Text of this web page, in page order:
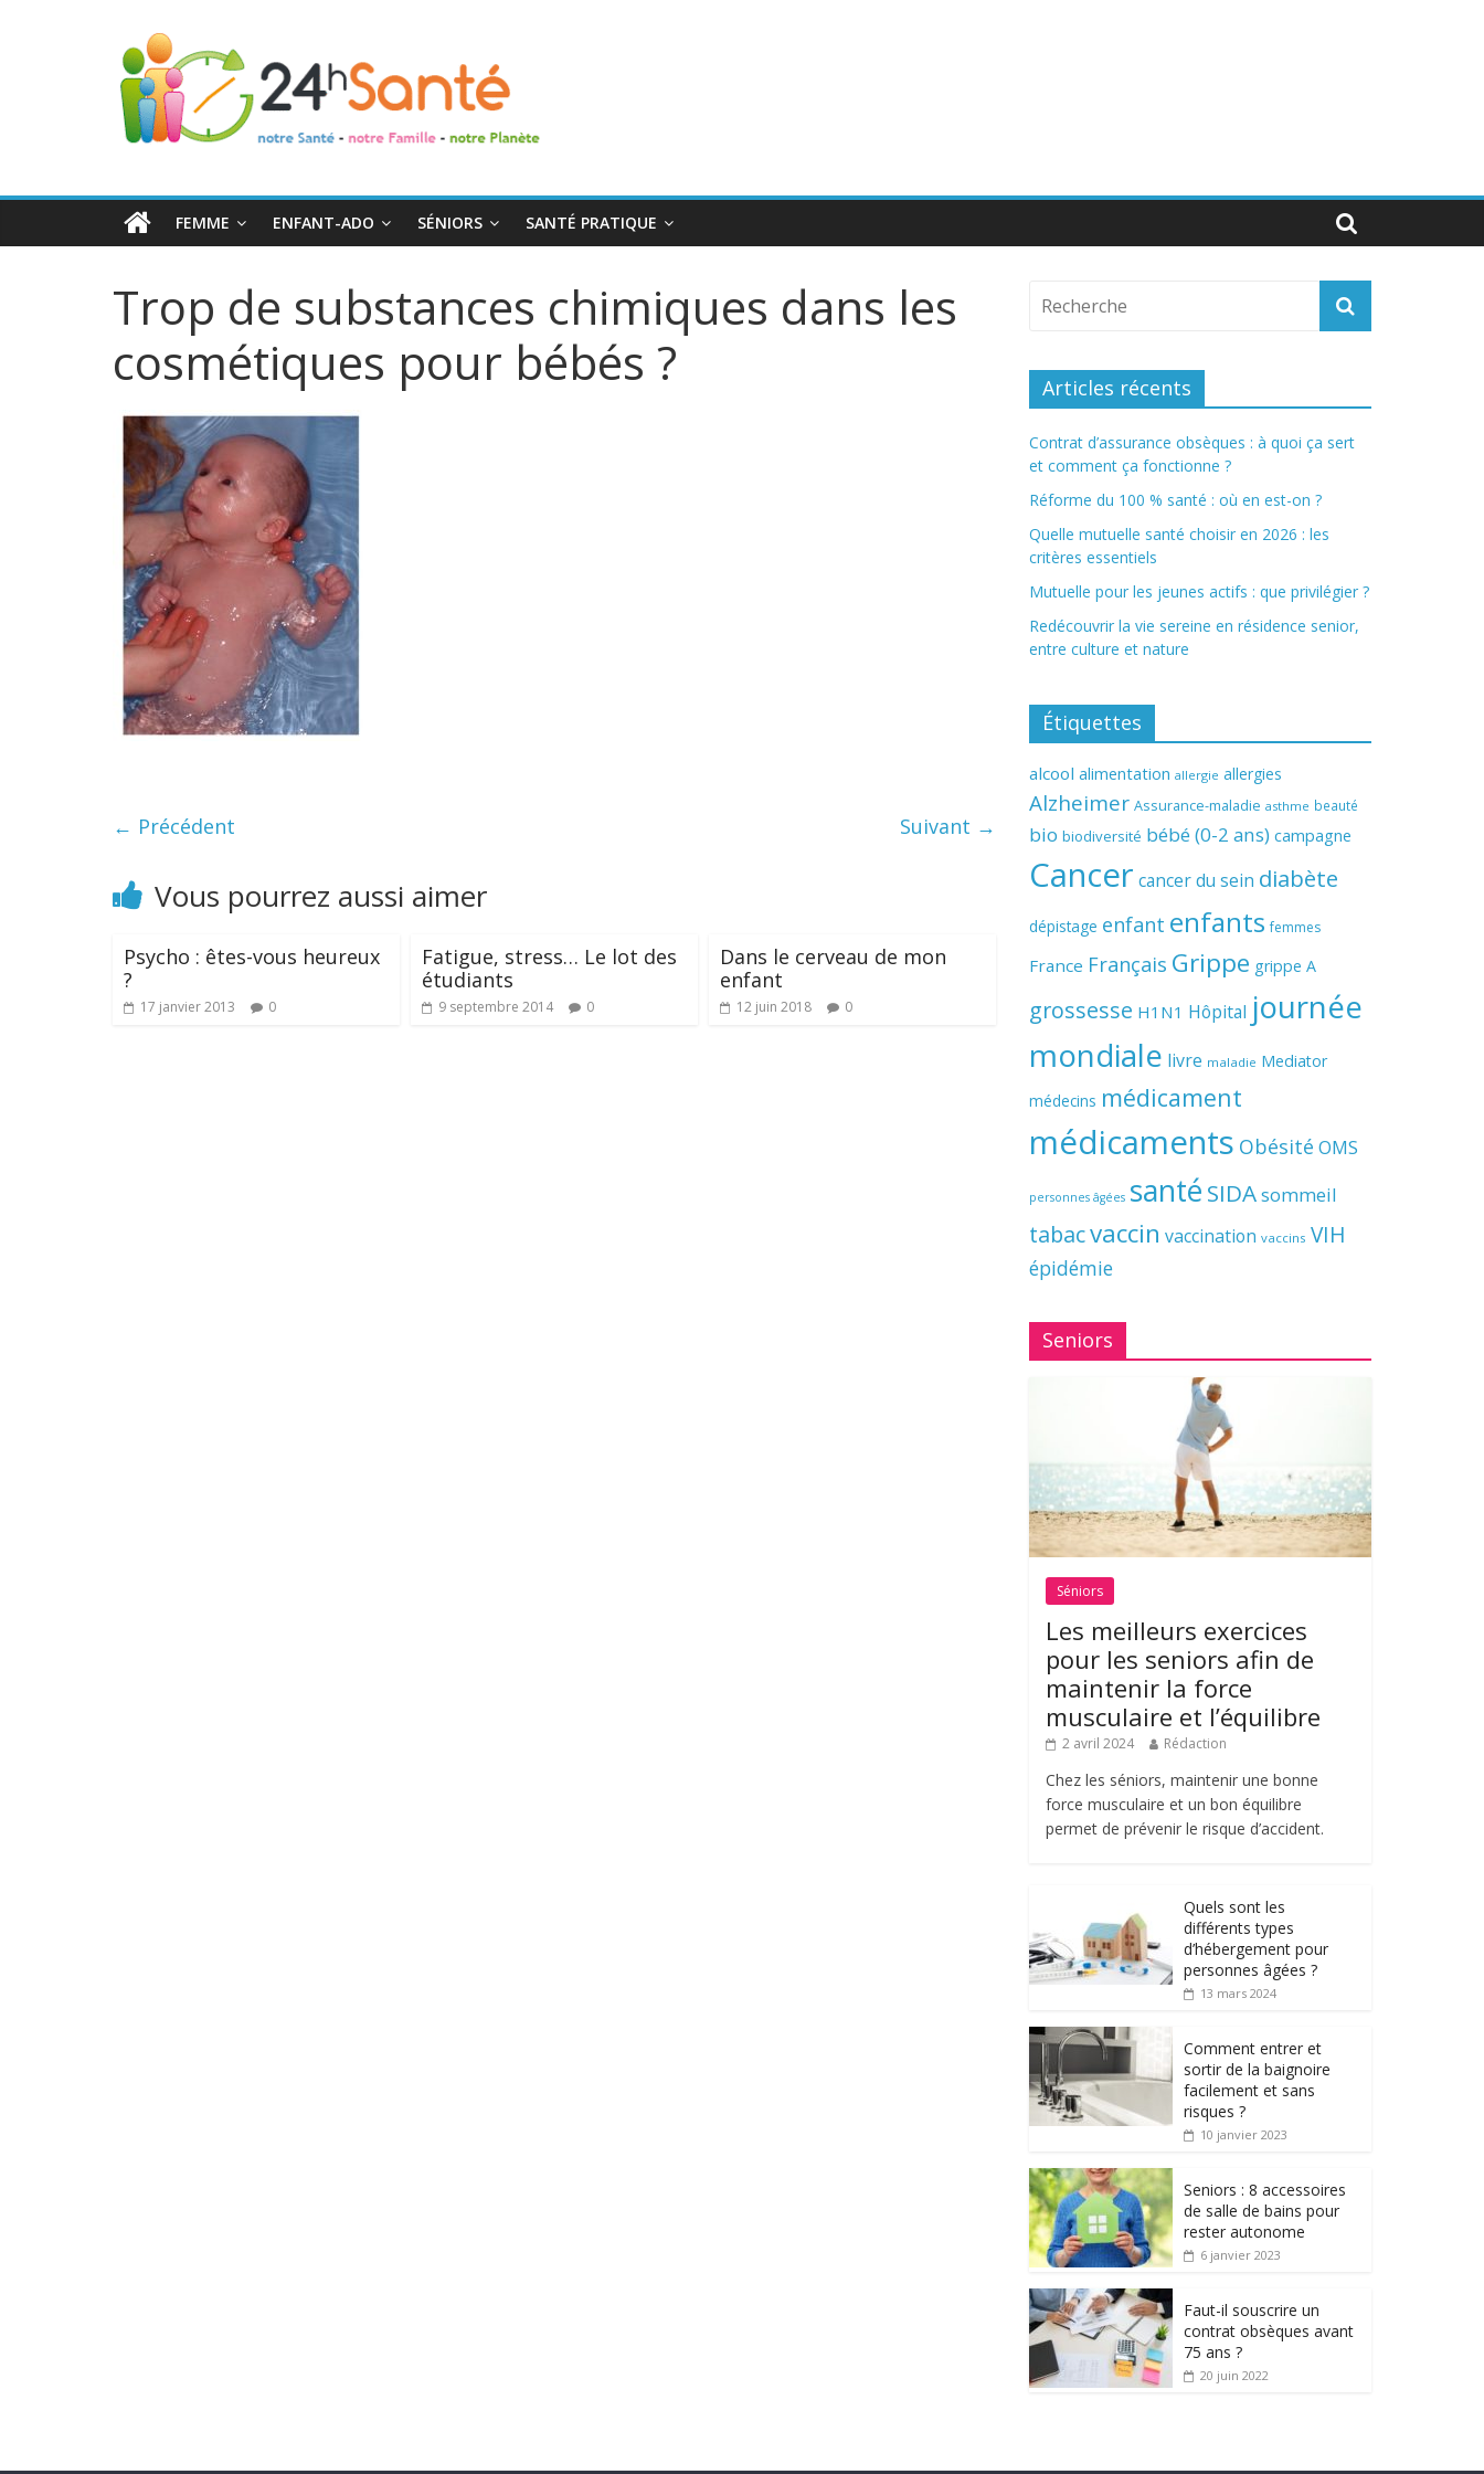
24h
Santé
toute
famille
FEMME ENFANT-ADO SÉNIORS SANTÉ PRATIQUE
Trop de substances chimiques dans les
cosmétiques pour bébés ?
← Précédent Suivant →
Vous pourrez aussi aimer
Psycho : êtes-vous heureux
?
17 janvier 2013 0
Fatigue, stress… Le lot des
étudiants
9 septembre 2014 0
Dans le cerveau de mon
enfant
12 juin 2018 0
Articles récents
Contrat d’assurance obsèques : à quoi ça sert
et comment ça fonctionne ?
Réforme du 100 % santé : où en est-on ?
Quelle mutuelle santé choisir en 2026 : les
critères essentiels
Mutuelle pour les jeunes actifs : que privilégier ?
Redécouvrir la vie sereine en résidence senior,
entre culture et nature
Étiquettes
alcool alimentation allergie allergies
Alzheimer Assurance-maladie asthme beauté
bio biodiversité bébé (0-2 ans) campagne
Cancer cancer du sein diabète
dépistage enfant enfants femmes
France Français Grippe grippe A
grossesse H1N1 Hôpital journée
mondiale livre maladie Mediator
médecins médicament
médicaments Obésité OMS
personnes âgées santé SIDAsommeil
tabacvaccin vaccination vaccins VIH
épidémie
Seniors
Séniors
Les meilleurs exercices
pour les seniors afin de
maintenir la force
musculaire et l’équilibre
2 avril 2024 Rédaction
Chez les séniors, maintenir une bonne
force musculaire et un bon équilibre
permet de prévenir le risque d’accident.
Quels sont les
différents types
d’hébergement pour
personnes âgées ?
13 mars 2024
Comment entrer et
sortir de la baignoire
facilement et sans
risques ?
10 janvier 2023
Seniors : 8 accessoires
de salle de bains pour
rester autonome
6 janvier 2023
Faut-il souscrire un
contrat obsèques avant
75 ans ?
20 juin 2022